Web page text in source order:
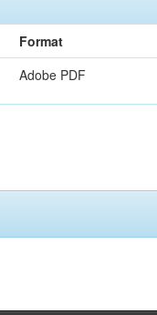
Format
Adobe PDF